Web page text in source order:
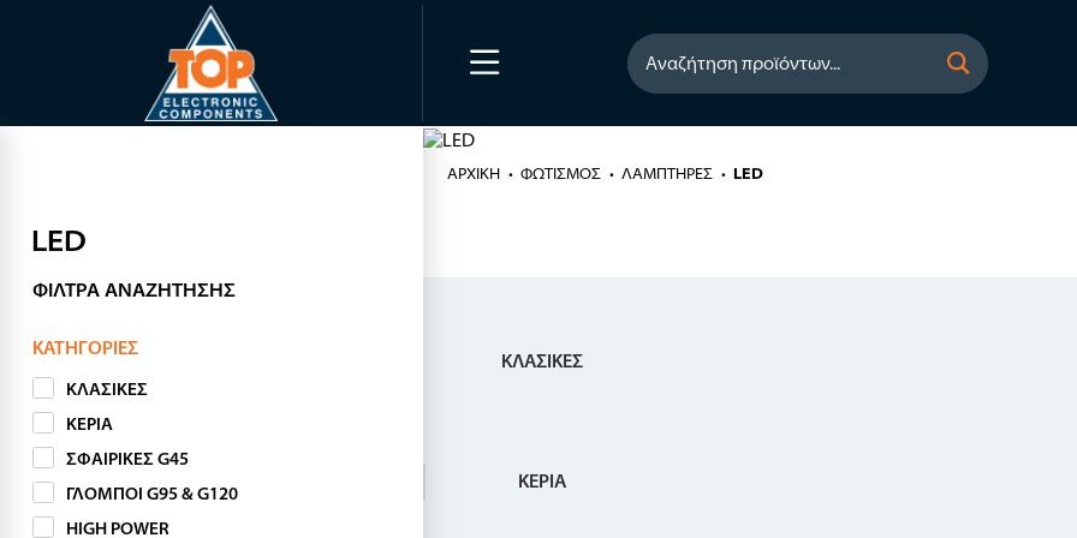
Αναζήτηση προϊόντων...
ΑΡΧΙΚΉ ΦΩΤΙΣΜΟΣ ΛΑΜΠΤΗΡΕΣ LED
ΚΛΑΣΙΚΕΣ
ΚΕΡΙΑ
LED
ΦΊΛΤΡΑ ΑΝΑΖΉΤΗΣΗΣ
ΚΑΤΗΓΟΡΊΕΣ
ΚΛΑΣΙΚΕΣ
ΚΕΡΙΑ
ΣΦΑΙΡΙΚΕΣ G45
ΓΛΟΜΠΟΙ G95 & G120
HIGH POWER